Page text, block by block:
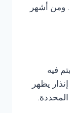
ومن أشهر
فيه
يظهر